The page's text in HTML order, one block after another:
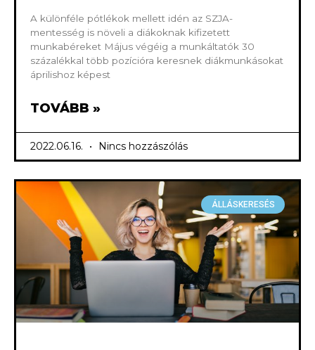
A különféle pótlékok mellett idén az SZJA-
mentesség is növeli a diákoknak kifizetett
munkabéreket Május végéig a munkáltatók 30
százalékkal több pozícióra keresnek diákmunkásokat
áprilishoz képest
TOVÁBB »
2022.06.16. Nincs hozzászólás
ÁLLÁSKERESÉS